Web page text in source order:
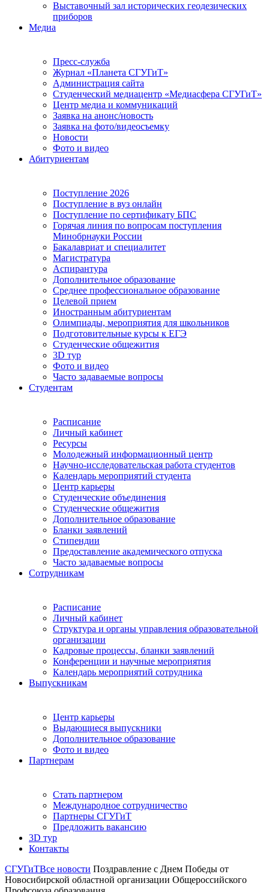
Выставочный зал исторических геодезических
приборов
Медиа
Пресс-служба
Журнал «Планета СГУГиТ»
Администрация сайта
Студенческий медиацентр «Медиасфера СГУГиТ»
Центр медиа и коммуникаций
Заявка на анонс/новость
Заявка на фото/видеосъемку
Новости
Фото и видео
Абитуриентам
Поступление 2026
Поступление в вуз онлайн
Поступление по сертификату БПС
Горячая линия по вопросам поступления
Минобрнауки России
Бакалавриат и специалитет
Магистратура
Аспирантура
Дополнительное образование
Среднее профессиональное образование
Целевой прием
Иностранным абитуриентам
Олимпиады, мероприятия для школьников
Подготовительные курсы к ЕГЭ
Студенческие общежития
3D тур
Фото и видео
Часто задаваемые вопросы
Студентам
Расписание
Личный кабинет
Ресурсы
Молодежный информационный центр
Научно-исследовательская работа студентов
Календарь мероприятий студента
Центр карьеры
Студенческие объединения
Студенческие общежития
Дополнительное образование
Бланки заявлений
Стипендии
Предоставление академического отпуска
Часто задаваемые вопросы
Сотрудникам
Расписание
Личный кабинет
Структура и органы управления образовательной
организации
Кадровые процессы, бланки заявлений
Конференции и научные мероприятия
Календарь мероприятий сотрудника
Выпускникам
Центр карьеры
Выдающиеся выпускники
Дополнительное образование
Фото и видео
Партнерам
Стать партнером
Международное сотрудничество
Партнеры СГУГиТ
Предложить вакансию
3D тур
Контакты
СГУГиТВсе новости Поздравление с Днем Победы от
Новосибирской областной организации Общероссийского